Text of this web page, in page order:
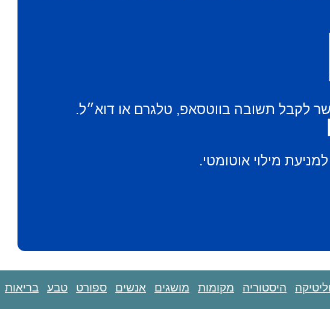
לקבל תשובה בווטסאפ, טלגרם או דוא״ל.
מילוי אוטומטי.
היסטוריה מקומות מושגים אנשים ספורט טבע בריאות